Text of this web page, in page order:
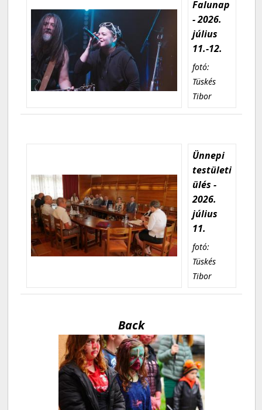
Falunap
- 2026.
július
11.-12.
fotó:
Tüskés
Tibor
Ünnepi
testületi
ülés -
2026.
július
11.
fotó:
Tüskés
Tibor
Back